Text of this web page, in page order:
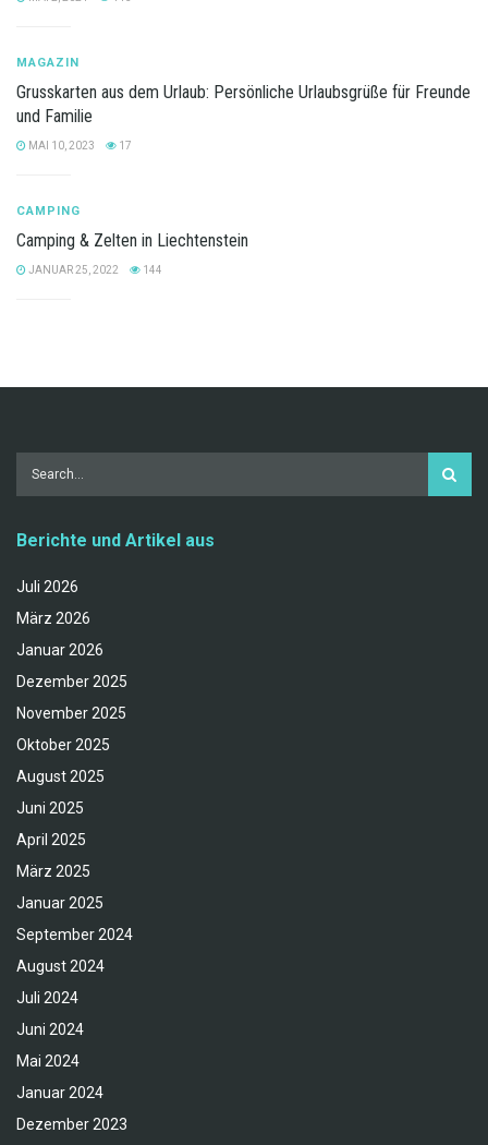
MAGAZIN
Grusskarten aus dem Urlaub: Persönliche Urlaubsgrüße für Freunde
und Familie
MAI 10, 2023 17
CAMPING
Camping & Zelten in Liechtenstein
JANUAR 25, 2022 144
Berichte und Artikel aus
Juli 2026
März 2026
Januar 2026
Dezember 2025
November 2025
Oktober 2025
August 2025
Juni 2025
April 2025
März 2025
Januar 2025
September 2024
August 2024
Juli 2024
Juni 2024
Mai 2024
Januar 2024
Dezember 2023